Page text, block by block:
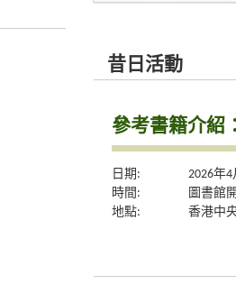
昔日活動
參考書籍介紹
日期:
2026年
時間:
圖書館
地點:
香港中